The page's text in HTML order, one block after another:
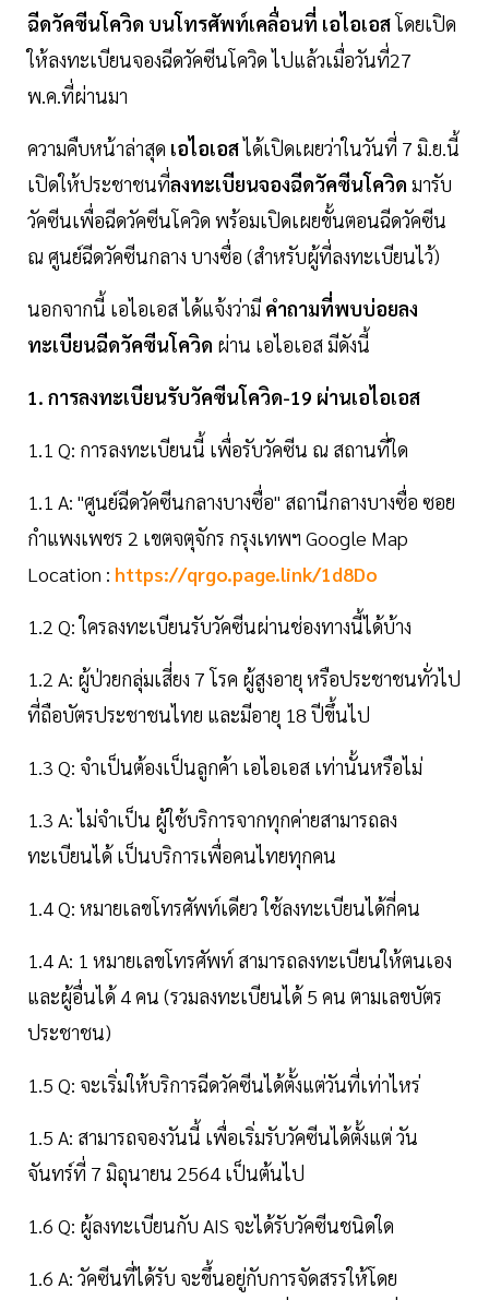
ฉีดวัคซีนโควิด บนโทรศัพท์เคลื่อนที่ เอไอเอสโดยเปิด
ให้ลงทะเบียนจองฉีดวัคซีนโควิด ไปแล้วเมื่อวันที่27
พ.ค.ที่ผ่านมา
ความคืบหน้าล่าสุด เอไอเอสได้เปิดเผยว่าในวันที่ 7 มิ.ย.นี้
เปิดให้ประชาชนที่ลงทะเบียนจองฉีดวัคซีนโควิด มารับ
วัคซีนเพื่อฉีดวัคซีนโควิด พร้อมเปิดเผยขั้นตอนฉีดวัคซีน
ณ ศูนย์ฉีดวัคซีนกลาง บางซื่อ (สำหรับผู้ที่ลงทะเบียนไว้)
นอกจากนี้ เอไอเอส ได้แจ้งว่ามี คำถามที่พบบ่อยลง
ทะเบียนฉีดวัคซีนโควิด ผ่าน เอไอเอส มีดังนี้
1. การลงทะเบียนรับวัคซีนโควิด-19 ผ่านเอไอเอส
1.1 Q: การลงทะเบียนนี้ เพื่อรับวัคซีน ณ สถานที่ใด
1.1 A: "ศูนย์ฉีดวัคซีนกลางบางซื่อ" สถานีกลางบางซื่อ ซอย
กำแพงเพชร 2 เขตจตุจักร กรุงเทพฯ Google Map
Location : https://qrgo.page.link/1d8Do
1.2 Q: ใครลงทะเบียนรับวัคซีนผ่านช่องทางนี้ได้บ้าง
1.2 A: ผู้ป่วยกลุ่มเสี่ยง 7 โรค ผู้สูงอายุ หรือประชาชนทั่วไป
ที่ถือบัตรประชาชนไทย และมีอายุ 18 ปีขึ้นไป
1.3 Q: จำเป็นต้องเป็นลูกค้า เอไอเอส เท่านั้นหรือไม่
1.3 A: ไม่จำเป็น ผู้ใช้บริการจากทุกค่ายสามารถลง
ทะเบียนได้ เป็นบริการเพื่อคนไทยทุกคน
1.4 Q: หมายเลขโทรศัพท์เดียว ใช้ลงทะเบียนได้กี่คน
1.4 A: 1 หมายเลขโทรศัพท์ สามารถลงทะเบียนให้ตนเอง
และผู้อื่นได้ 4 คน (รวมลงทะเบียนได้ 5 คน ตามเลขบัตร
ประชาชน)
1.5 Q: จะเริ่มให้บริการฉีดวัคซีนได้ตั้งแต่วันที่เท่าไหร่
1.5 A: สามารถจองวันนี้ เพื่อเริ่มรับวัคซีนได้ตั้งแต่ วัน
จันทร์ที่ 7 มิถุนายน 2564 เป็นต้นไป
1.6 Q: ผู้ลงทะเบียนกับ AIS จะได้รับวัคซีนชนิดใด
1.6 A: วัคซีนที่ได้รับ จะขึ้นอยู่กับการจัดสรรให้โดย